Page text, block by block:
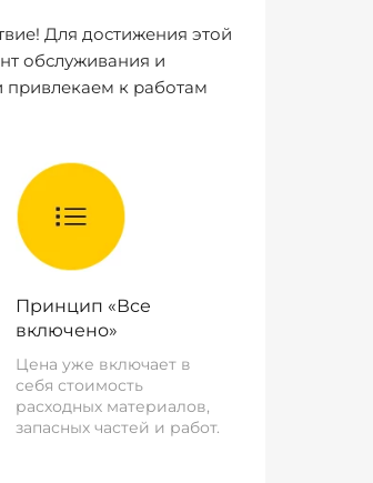
Для достижения этой
обслуживания и
привлекаем к работам
Принцип «Все
включено»
Цена уже включает в
себя стоимость
расходных материалов,
запасных частей и работ.